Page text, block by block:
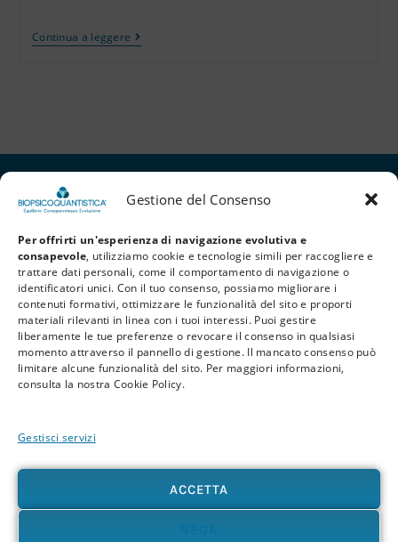
Gestione del Consenso
Per offrirti un'esperienza di navigazione evolutiva e
consapevole, utilizziamo cookie e tecnologie simili per raccogliere e
trattare dati personali, come il comportamento di navigazione o
identificatori unici. Con il tuo consenso, possiamo migliorare i
contenuti formativi, ottimizzare le funzionalità del sito e proporti
materiali rilevanti in linea con i tuoi interessi. Puoi gestire
liberamente le tue preferenze o revocare il consenso in qualsiasi
momento attraverso il pannello di gestione. Il mancato consenso può
limitare alcune funzionalità del sito. Per maggiori informazioni,
consulta la nostra Cookie Policy.
Gestisci servizi
ACCETTA
NEGA
Continua a leggere
Privacy Policy Cookie Policy Termini e Condizioni
© 2026 BioPsicoQuantistica® – Tutti i diritti riservati. Powered byAthena
Company
divulgativi associati alla BioPsicoQuantistica®, non sostituiscono in alcun modo
consulenze, diagnosi o trattamenti medici e psicologici. In presenza di patologie o disturbi
di qualunque natura – fisica, psicologica o emotiva – si raccomanda sempre di rivolgersi al
proprio medico o a un professionista sanitario qualificato. L’utente è pienamente